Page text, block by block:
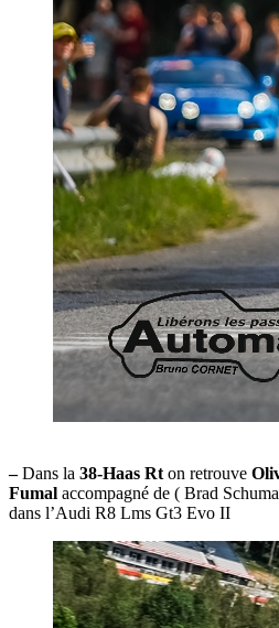
–Dans la 38-Haas Rton retrouve
Fumal accompagné de ( Brad
dans l’Audi R8 Lms Gt3 Evo II